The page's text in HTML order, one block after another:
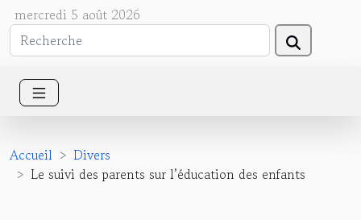
mercredi 5 août 2026
Accueil
Divers
Le suivi des parents sur l’éducation des enfants